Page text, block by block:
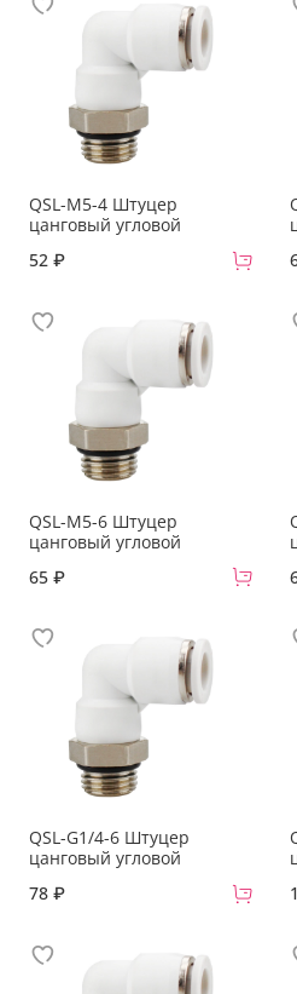
QSL-M5-4 Штуцер
цанговый угловой
52 ₽
QSL-M5-6 Штуцер
цанговый угловой
65 ₽
QSL-G1/4-6 Штуцер
цанговый угловой
78 ₽